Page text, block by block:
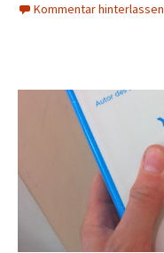
Kommentar hinterlassen